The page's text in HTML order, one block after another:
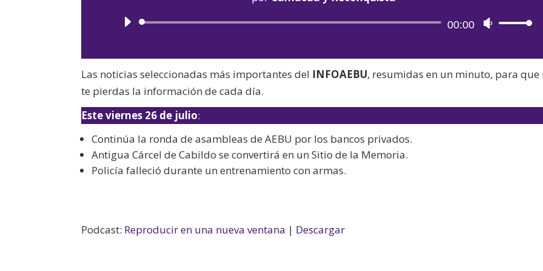
Reproductor
audio
00:00
Utiliza
teclas
de
arriba/
para
Las noticias seleccionadas más importantes del INFOAEBU, resumidas en un minuto, para que
te pierdas la información de cada día.
Este viernes 26 de julio:
Continúa la ronda de asambleas de AEBU por los bancos privados.
Antigua Cárcel de Cabildo se convertirá en un Sitio de la Memoria.
Policía falleció durante un entrenamiento con armas.
Podcast: Reproducir en una nueva ventana | Descargar